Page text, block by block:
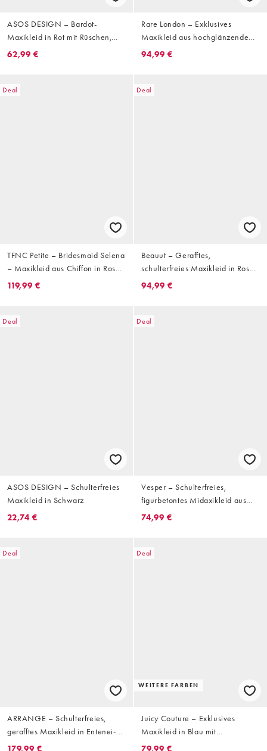
ASOS DESIGN – Bardot-
Maxikleid in Rot mit Rüschen,
gestuften Godet-Details und
62,99 €
Rare London – Exklusives
Maxikleid aus hochglänzendem
Satin in Salbeigrün mit tiefer,
94,99 €
Deal
TFNC Petite – Bridesmaid Selena
– Maxikleid aus Chiffon in Rosa
mit Rüschen und V-Ausschnitt
119,99 €
Deal
Beauut – Gerafftes,
schulterfreies Maxikleid in Rosa
mit Blumenmuster
94,99 €
Deal
ASOS DESIGN – Schulterfreies
Maxikleid in Schwarz
22,74 €
Deal
Vesper – Schulterfreies,
figurbetontes Midaxikleid aus
Bengaline in Schwarz mit
74,99 €
Deal
ARRANGE – Schulterfreies,
gerafftes Maxikleid in Entenei-
Blau
Deal
WEITERE FARBEN
Juicy Couture – Exklusives
Maxikleid in Blau mit
Leopardenmuster, Seitenschlitz